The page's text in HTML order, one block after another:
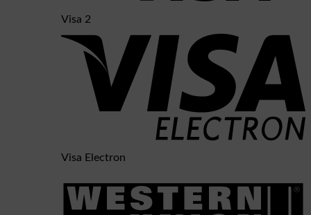
Visa 2
Visa Electron